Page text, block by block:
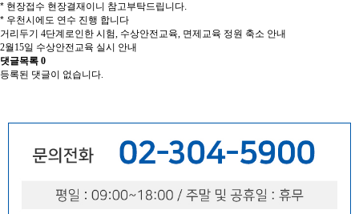
* 현장접수 현장결재이니 참고부탁드립니다.
* 우천시에도 연수 진행 합니다
거리두기 4단계로인한 시험, 수상안전교육, 면제교육 정원 축소 안내
2월15일 수상안전교육 실시 안내
댓글목록 0
등록된 댓글이 없습니다.